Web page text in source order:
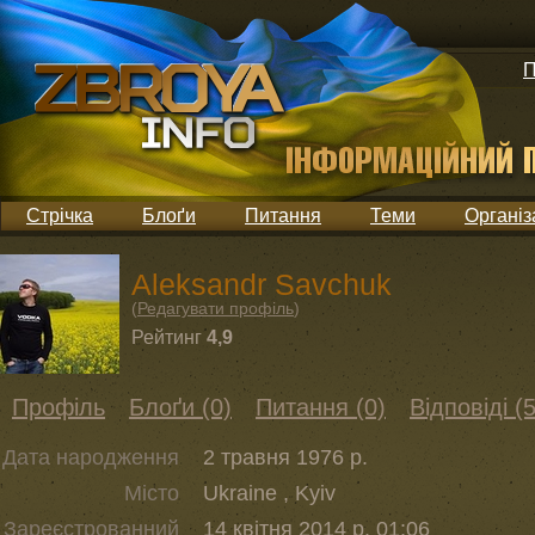
Стрічка Блоґи Питання Теми
Aleksandr Savchuk
(Редагувати профіль)
Рейтинг 4,9
Профіль Блоґи (0) Питання (0) Відповіді
Дата народження
2 травня 1976 р.
Місто
Ukraine , Kyiv
Зареєстрованний
14 квітня 2014 р. 01:06